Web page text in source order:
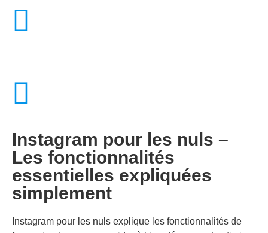
Instagram pour les nuls –
Les fonctionnalités
essentielles expliquées
simplement
Instagram pour les nuls explique les fonctionnalités de